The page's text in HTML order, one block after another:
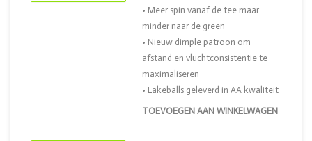
TOEVOEGEN AAN WINKELWAGEN
• Meer spin vanaf de tee maar
minder naar de green
• Nieuw dimple patroon om
afstand en vluchtconsistentie te
maximaliseren
• Lakeballs geleverd in AA kwaliteit